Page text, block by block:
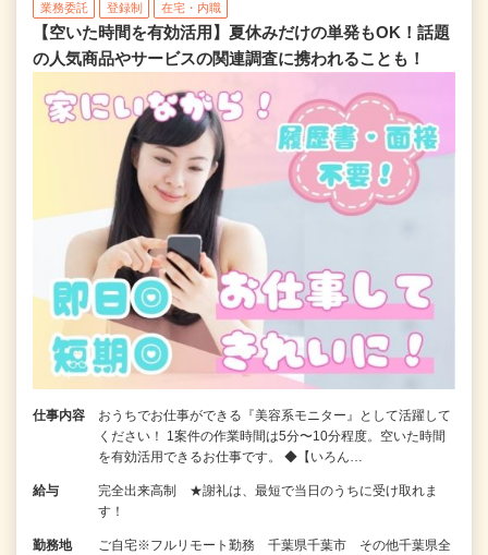
業務委託 登録制 在宅・内職
【空いた時間を有効活用】夏休みだけの単発もOK！話題
の人気商品やサービスの関連調査に携われることも！
仕事内容
おうちでお仕事ができる『美容系モニター』として活躍して
ください！ 1案件の作業時間は5分〜10分程度。空いた時間
を有効活用できるお仕事です。 ◆【いろん…
給与
完全出来高制 ★謝礼は、最短で当日のうちに受け取れま
す！
勤務地
ご自宅※フルリモート勤務 千葉県千葉市 その他千葉県全